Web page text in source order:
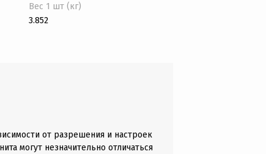
Вес 1 шт (кг)
3.852
от разрешения и настроек
могут незначительно отличаться